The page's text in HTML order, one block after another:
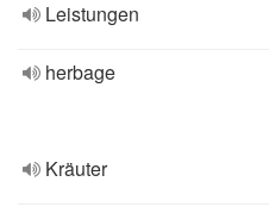
Leistungen
herbage
Kräuter